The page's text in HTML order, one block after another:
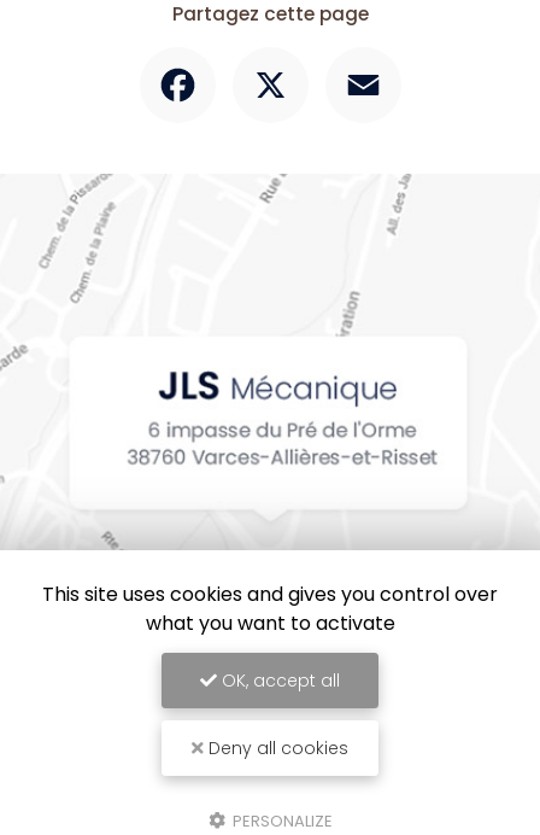
Partagez cette page
JLS Mécanique, Entreprise de mécanique industrielle en Isère
Mentions légales
Liens utiles
This site uses cookies and gives you control over
what you want to activate
OK, accept all
Deny all cookies
PERSONALIZE